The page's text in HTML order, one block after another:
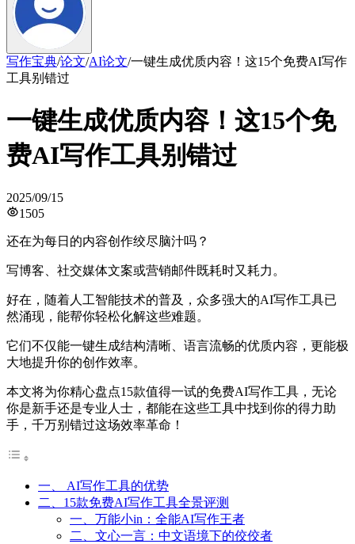
写作宝典/论文/AI论文/一键生成优质内容！这15个免费AI写作
工具别错过
一键生成优质内容！这15个免
费AI写作工具别错过
2025/09/15
1505
还在为每日的内容创作绞尽脑汁吗？
写博客、社交媒体文案或营销邮件既耗时又耗力。
好在，随着人工智能技术的普及，众多强大的AI写作工具已
然涌现，能帮你轻松化解这些难题。
它们不仅能一键生成结构清晰、语言流畅的优质内容，更能极
大地提升你的创作效率。
本文将为你精心盘点15款值得一试的免费AI写作工具，无论
你是新手还是专业人士，都能在这些工具中找到你的得力助
手，千万别错过这场效率革命！
一、 AI写作工具的优势
二、15款免费AI写作工具全景评测
一、万能小in：全能AI写作王者
二、文心一言：中文语境下的佼佼者​